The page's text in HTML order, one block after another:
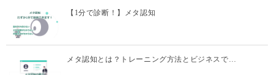
【1分で診断！】メタ認知
メタ認知とは？トレーニング方法とビジネスで…